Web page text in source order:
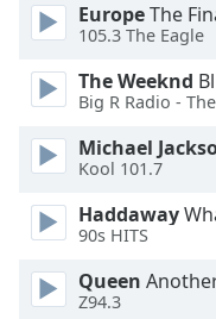
Area
Background
Color
Opacity
Font
Size
Text
EuropeThe
105.3 The Eagle
The Weeknd
Big R Radio -
Michael
Kool 101.7
Haddaway
90s HITS
Queen
Z94.3